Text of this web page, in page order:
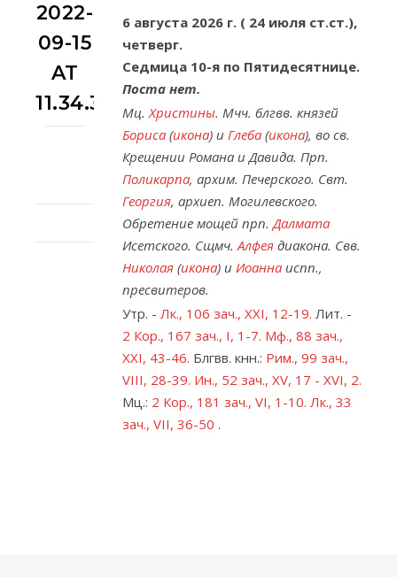
2022-
09-15
AT
11.34.37
6 августа 2026 г. ( 24 июля ст.ст.),
четверг.
Седмица 10-я по Пятидесятнице.
Поста нет.
Мц.Христины. Мчч. блгвв. князей
Бориса (икона) и Глеба (икона), во св.
Крещении Романа и Давида. Прп.
Поликарпа, архим. Печерского. Свт.
Георгия, архиеп. Могилевского.
Обретение мощей прп.Далмата
Исетского. Сщмч.Алфея диакона. Свв.
Николая (икона) и Иоанна испп.,
пресвитеров.
Утр. - Лк., 106 зач., XXI, 12-19. Лит. -
2 Кор., 167 зач., I, 1-7. Мф., 88 зач.,
XXI, 43-46. Блгвв. кнн.: Рим., 99 зач.,
VIII, 28-39. Ин., 52 зач., XV, 17 - XVI, 2.
Мц.: 2 Кор., 181 зач., VI, 1-10. Лк., 33
зач., VII, 36-50 .